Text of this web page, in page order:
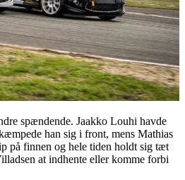
spændende. Jaakko Louhi havde
han sig i front, mens Mathias
på finnen og hele tiden holdt sig tæt
at indhente eller komme forbi